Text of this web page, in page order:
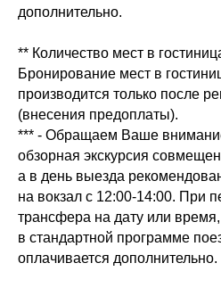
дополнительно.
** Количество мест в
Бронирование мест в
производится только после
(внесения предоплаты).
*** - Обращаем Ваше
обзорная экскурсия
а в день выезда
на вокзал с 12:00-14:00. При
трансфера на дату или
в стандартной программе
оплачивается дополнительно.